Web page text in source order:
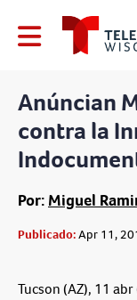
Anúncian
contra la
Por: Miguel
Publicado:Apr 11,
Tucson (AZ), 11 abr